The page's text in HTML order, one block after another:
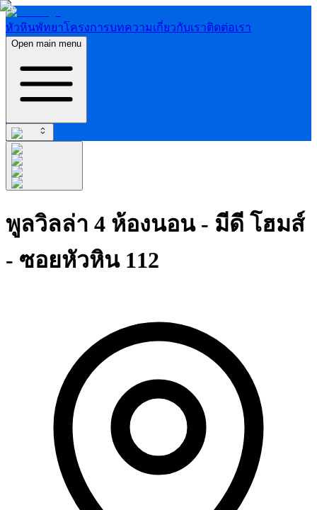
หัวหินพัทยาโครงการบทความเกี่ยวกับเราติดต่อเรา
Open main menu
พูลวิลล่า 4 ห้องนอน - มีดี โฮมส์
- ซอยหัวหิน 112